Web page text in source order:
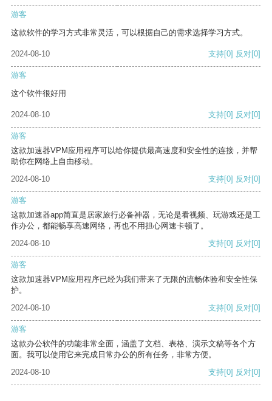
游客
这款软件的学习方式非常灵活，可以根据自己的需求选择学习方式。
2024-08-10 支持[0] 反对[0]
游客
这个软件很好用
2024-08-10 支持[0] 反对[0]
游客
这款加速器VPM应用程序可以给你提供最高速度和安全性的连接，并帮
助你在网络上自由移动。
2024-08-10
支持[0] 反对[0]
游客
这款加速器app简直是居家旅行必备神器，无论是看视频、玩游戏还是工
作办公，都能畅享高速网络，再也不用担心网速卡顿了。
2024-08-10
支持[0] 反对[0]
游客
这款加速器VPM应用程序已经为我们带来了无限的流畅体验和安全性保
护。
2024-08-10
支持[0] 反对[0]
游客
这款办公软件的功能非常全面，涵盖了文档、表格、演示文稿等各个方
面。我可以使用它来完成日常办公的所有任务，非常方便。
2024-08-10
支持[0] 反对[0]